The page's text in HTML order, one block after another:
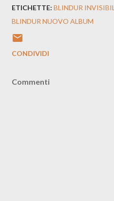
ETICHETTE: BLINDUR
BLINDUR NUOVO ALBUM
CONDIVIDI
Commenti